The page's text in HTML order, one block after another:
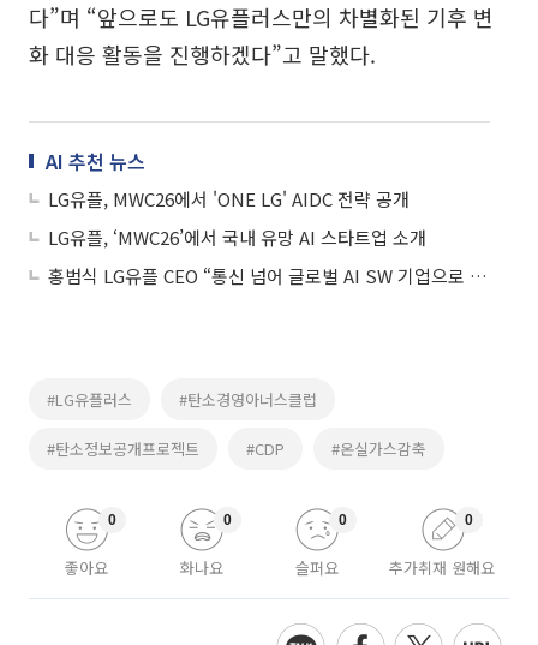
다”며 “앞으로도 LG유플러스만의 차별화된 기후 변
화 대응 활동을 진행하겠다”고 말했다.
AI 추천 뉴스
LG유플, MWC26에서 'ONE LG' AIDC 전략 공개
LG유플, ‘MWC26’에서 국내 유망 AI 스타트업 소개
홍범식 LG유플 CEO “통신 넘어 글로벌 AI SW 기업으로 도약"
#LG유플러스 #탄소경영아너스클럽
#탄소정보공개프로젝트 #CDP #온실가스감축
좋아요
0
화나요
0
슬퍼요
0
추가취재 원해요
0